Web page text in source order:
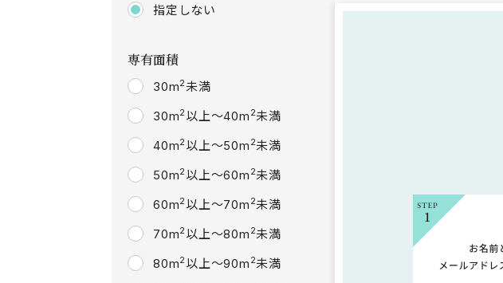
指定しない
専有面積
30m2未満
30m2以上～40m 2未満
40m2以上～50m 2未満
50m2以上～60m 2未満
60m2以上～70m 2未満
70m2以上～80m 2未満
80m2以上～90m 2未満